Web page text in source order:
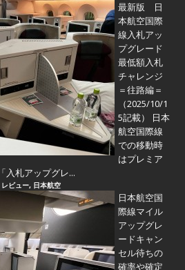
最新版 日
本航空国際
線入札アッ
プグレード
最低額入札
チャレンジ
＝往路編＝
（2025/10/1
5記載） 日本
航空国際線
での移動時
はプレミア
入札アップグレ...
レビュー, 日本航空
日本航空国
際線マイル
アップグレ
ードキャン
セル待ちの
確率や確定